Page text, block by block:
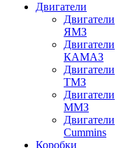
Двигатели
Двигатели
ЯМЗ
Двигатели
КАМАЗ
Двигатели
ТМЗ
Двигатели
ММЗ
Двигатели
Cummins
Коробки